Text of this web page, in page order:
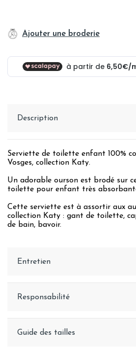
Ajouter une broderie
Description
Serviette de toilette enfant 100%
Vosges, collection Katy.
Un adorable ourson est brodé sur
toilette pour enfant très
Cette serviette est à assortir aux
collection Katy : gant de toilette,
de bain, bavoir.
Entretien
Responsabilité
Guide des tailles